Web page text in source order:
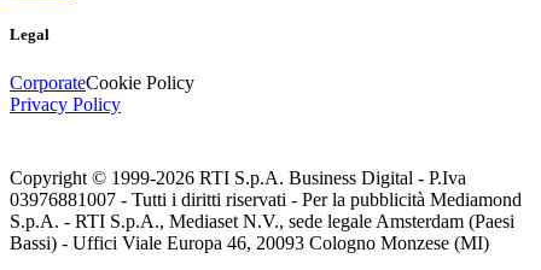
Legal
CorporateCookie Policy
Privacy Policy
Copyright © 1999-2026 RTI S.p.A. Business Digital - P.Iva
03976881007 - Tutti i diritti riservati - Per la pubblicità Mediamond
S.p.A. - RTI S.p.A., Mediaset N.V., sede legale Amsterdam (Paesi
Bassi) - Uffici Viale Europa 46, 20093 Cologno Monzese (MI)